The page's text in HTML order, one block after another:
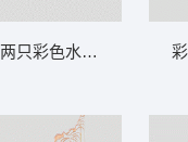
两只彩色水鸟浮水图 鸳鸯